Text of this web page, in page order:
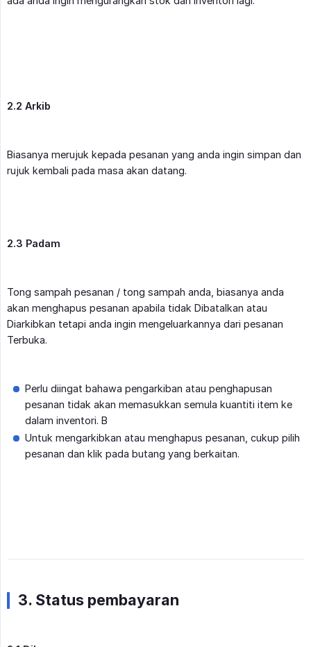
2.2 Arkib
Biasanya merujuk kepada pesanan yang anda ingin simpan dan
rujuk kembali pada masa akan datang.
2.3 Padam
Tong sampah pesanan / tong sampah anda, biasanya anda
akan menghapus pesanan apabila tidak Dibatalkan atau
Diarkibkan tetapi anda ingin mengeluarkannya dari pesanan
Terbuka.
Perlu diingat bahawa pengarkiban atau penghapusan
pesanan tidak akan memasukkan semula kuantiti item ke
dalam inventori. B
Untuk mengarkibkan atau menghapus pesanan, cukup pilih
pesanan dan klik pada butang yang berkaitan.
3. Status pembayaran